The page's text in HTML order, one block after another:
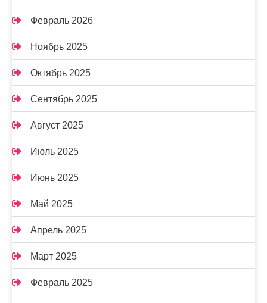
Февраль 2026
Ноябрь 2025
Октябрь 2025
Сентябрь 2025
Август 2025
Июль 2025
Июнь 2025
Май 2025
Апрель 2025
Март 2025
Февраль 2025